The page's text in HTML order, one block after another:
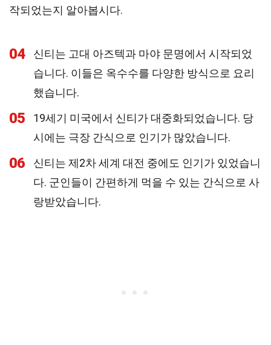
작되었는지 알아봅시다.
04
신티는 고대 아즈텍과 마야 문명에서 시작되었
습니다. 이들은 옥수수를 다양한 방식으로 요리
했습니다.
05
19세기 미국에서 신티가 대중화되었습니다. 당
시에는 극장 간식으로 인기가 많았습니다.
06
신티는 제2차 세계 대전 중에도 인기가 있었습니
다. 군인들이 간편하게 먹을 수 있는 간식으로 사
랑받았습니다.